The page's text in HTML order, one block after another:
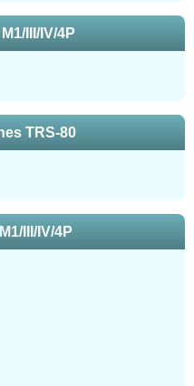
III/IV/4P
TRS-80
III/IV/4P